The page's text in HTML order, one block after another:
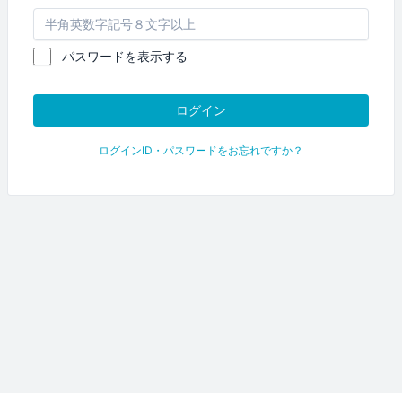
パスワードを表示する
ログインID・パスワードをお忘れですか？